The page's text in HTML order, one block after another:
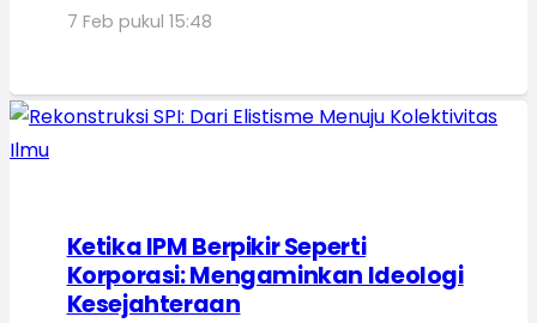
7 Feb pukul 15:48
Ketika IPM Berpikir Seperti
Korporasi: Mengaminkan Ideologi
Kesejahteraan